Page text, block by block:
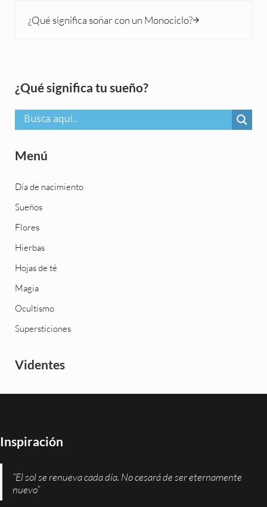
¿Qué significa soñar con un Monociclo?
Sidebar
¿Qué significa tu sueño?
Menú
Día de nacimiento
Sueños
Flores
Hierbas
Hojas de té
Magia
Ocultismo
Supersticiones
Videntes
Inspiración
“El sol se renueva cada día. No cesará de ser eternamente
nuevo”